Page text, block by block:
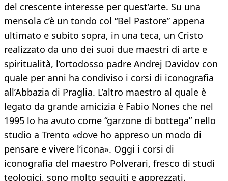
del crescente interesse per quest’arte. Su una
mensola c’è un tondo col “Bel Pastore” appena
ultimato e subito sopra, in una teca, un Cristo
realizzato da uno dei suoi due maestri di arte e
spiritualità, l’ortodosso padre Andrej Davidov con
quale per anni ha condiviso i corsi di iconografia
all’Abbazia di Praglia. L’altro maestro al quale è
legato da grande amicizia è Fabio Nones che nel
1995 lo ha avuto come “garzone di bottega” nello
studio a Trento «dove ho appreso un modo di
pensare e vivere l’icona». Oggi i corsi di
iconografia del maestro Polverari, fresco di studi
teologici, sono molto seguiti e apprezzati.